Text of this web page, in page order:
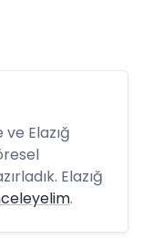
Elazığ
Elazığ
.